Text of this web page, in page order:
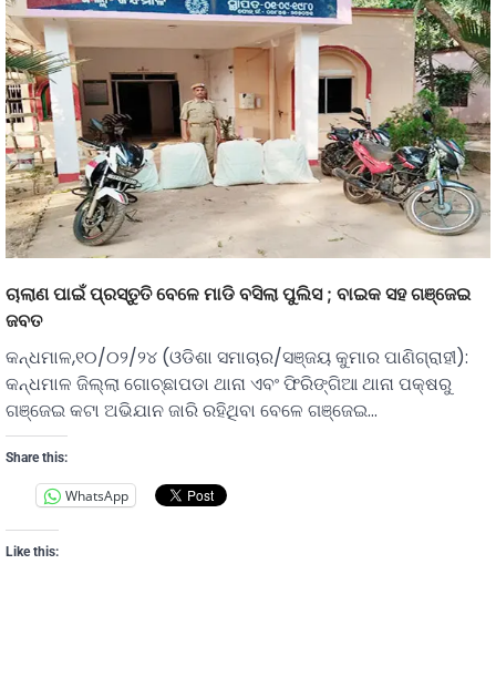
ଚାଲାଣ ପାଇଁ ପ୍ରସ୍ତୁତି ବେଳେ ମାଡି ବସିଲା ପୁଲିସ ; ବାଇକ ସହ ଗଞ୍ଜେଇ
ଜବତ
କନ୍ଧମାଳ,୧୦/୦୨/୨୪ (ଓଡିଶା ସମାଚାର/ସଞ୍ଜୟ କୁମାର ପାଣିଗ୍ରାହୀ):
କନ୍ଧମାଳ ଜିଲ୍ଲା ଗୋଚ୍ଛାପଡା ଥାନା ଏବଂ ଫିରିଙ୍ଗିଆ ଥାନା ପକ୍ଷରୁ
ଗଞ୍ଜେଇ କଟା ଅଭିଯାନ ଜାରି ରହିଥିବା ବେଳେ ଗଞ୍ଜେଇ…
Share this:
WhatsApp
Like this: